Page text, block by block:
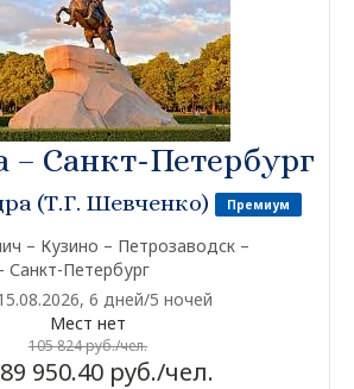
– Санкт-Петербург
(Т.Г. Шевченко) Премиум
– Кузино – Петрозаводск –
Санкт-Петербург
6 дней/5 ночей
Мест нет
105 824 руб./чел.
950.40 руб./чел.